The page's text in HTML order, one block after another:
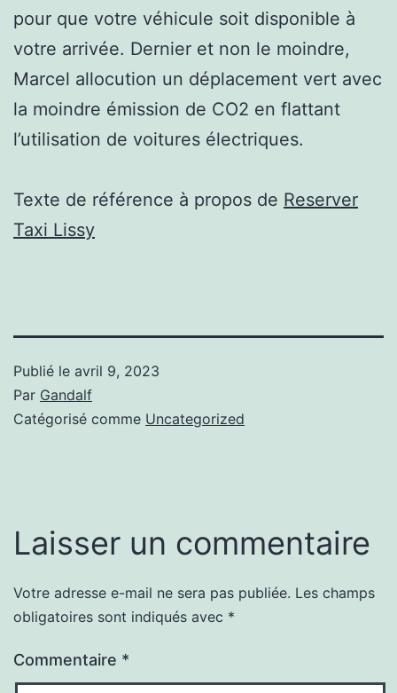
pour que votre véhicule soit disponible à
votre arrivée. Dernier et non le moindre,
Marcel allocution un déplacement vert avec
la moindre émission de CO2 en flattant
l’utilisation de voitures électriques.
Texte de référence à propos de Reserver
Taxi Lissy
Publié le avril 9, 2023
Par Gandalf
Catégorisé comme Uncategorized
Laisser un commentaire
Votre adresse e-mail ne sera pas publiée. Les champs
obligatoires sont indiqués avec *
Commentaire *